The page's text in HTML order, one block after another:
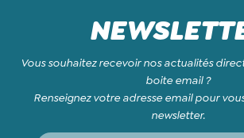
Vous souhaitez recevoir nos actualités
boite email ?
Renseignez votre adresse email pour
newsletter.